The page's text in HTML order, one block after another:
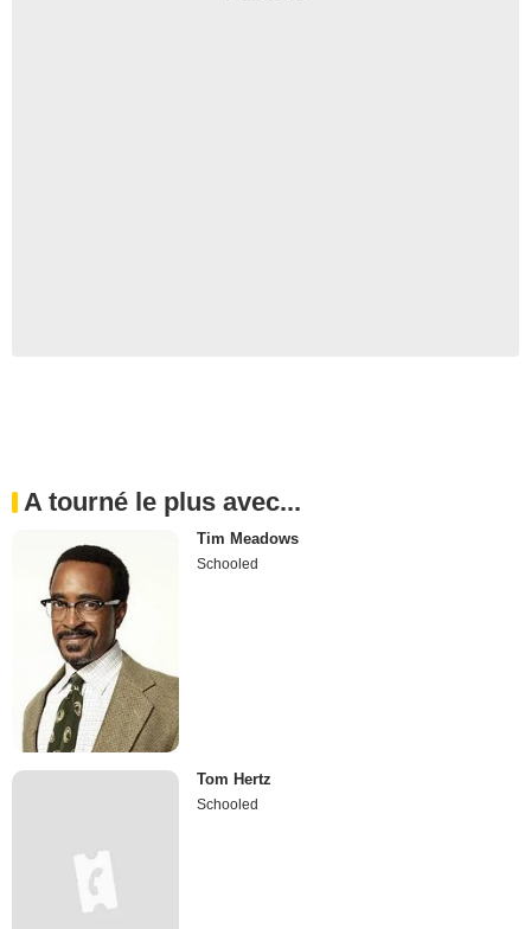
A tourné le plus avec...
Tim Meadows
Schooled
Tom Hertz
Schooled